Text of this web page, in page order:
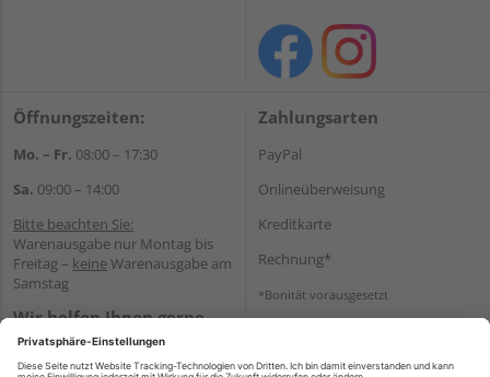
Öffnungszeiten:
Mo. – Fr. 08:00 – 17:30
Sa. 09:00 – 14:00
Bitte beachten Sie:
Warenausgabe nur Montag bis
Freitag – keineWarenausgabe am
Samstag
Wir helfen Ihnen gerne
weiter
Tel.:+49 2166 9199137
Zahlungsarten
PayPal
Onlineüberweisung
Kreditkarte
Rechnung*
*Bonität vorausgesetzt